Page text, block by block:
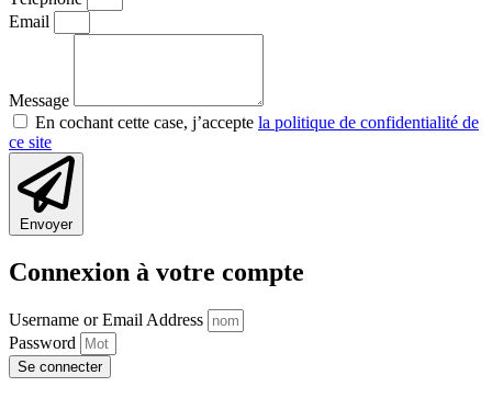
Email
Message
En cochant cette case, j’accepte la politique de confidentialité de
ce site
Envoyer
Connexion à votre compte
Username or Email Address
Password
Se connecter